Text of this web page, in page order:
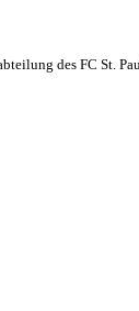
des FC St.